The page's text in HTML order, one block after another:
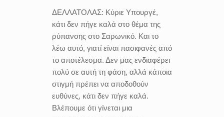
ΔΕΛΛΑΤΟΛΑΣ: Κύριε Υπουργέ,
κάτι δεν πήγε καλά στο θέμα της
ρύπανσης στο Σαρωνικό. Και το
λέω αυτό, γιατί είναι πασιφανές από
το αποτέλεσμα. Δεν μας ενδιαφέρει
πολύ σε αυτή τη φάση, αλλά κάποια
στιγμή πρέπει να αποδοθούν
ευθύνες, κάτι δεν πήγε καλά.
Βλέπουμε ότι γίνεται μια